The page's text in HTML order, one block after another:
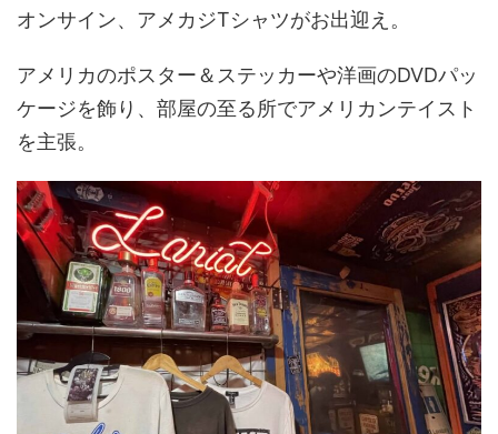
オンサイン、アメカジTシャツがお出迎え。
アメリカのポスター＆ステッカーや洋画のDVDパッ
ケージを飾り、部屋の至る所でアメリカンテイスト
を主張。